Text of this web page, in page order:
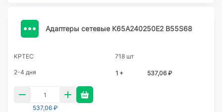
Адаптеры сетевые K65A240250E2 B55S68
KPTEC 718 шт
2-4 дня 1 + 537,06 ₽
537,06 ₽